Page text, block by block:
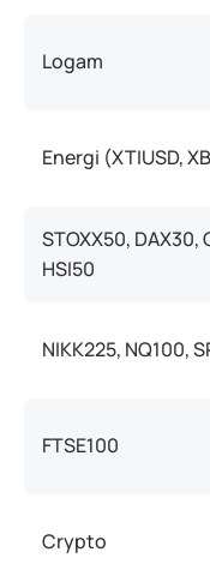
Logam
Energi (XTIUSD,
STOXX50, DAX30,
HSI50
NIKK225, NQ100,
FTSE100
Crypto